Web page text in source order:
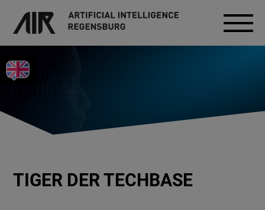
TIGER DER TECHBASE